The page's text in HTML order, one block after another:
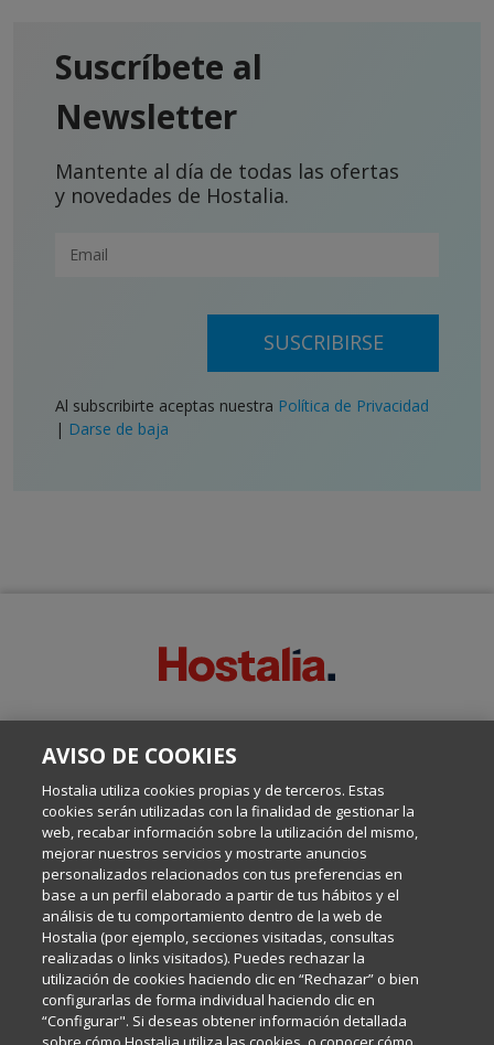
Suscríbete al
Newsletter
Mantente al día de todas las ofertas
y novedades de Hostalia.
SUSCRIBIRSE
Al subscribirte aceptas nuestra Política de Privacidad
| Darse de baja
Escrito por el equipo de Comunicación de Hostalia, dirigido por
Internet y Tecnología.
Política de privacidad
Política de cookies
Aviso legal
AVISO DE COOKIES
Hostalia utiliza cookies propias y de terceros. Estas
cookies serán utilizadas con la finalidad de gestionar la
web, recabar información sobre la utilización del mismo,
mejorar nuestros servicios y mostrarte anuncios
personalizados relacionados con tus preferencias en
base a un perfil elaborado a partir de tus hábitos y el
análisis de tu comportamiento dentro de la web de
Hostalia (por ejemplo, secciones visitadas, consultas
realizadas o links visitados). Puedes rechazar la
utilización de cookies haciendo clic en “Rechazar” o bien
configurarlas de forma individual haciendo clic en
“Configurar". Si deseas obtener información detallada